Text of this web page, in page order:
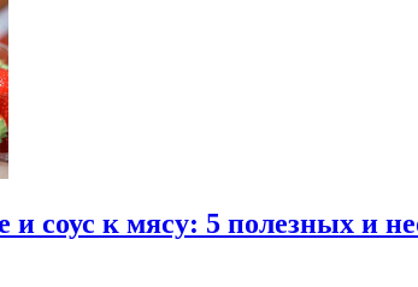
и соус к мясу: 5 полезных и